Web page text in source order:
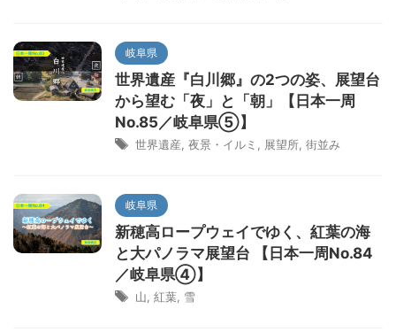
岐阜県
世界遺産『白川郷』の2つの姿、展望台
から望む「夜」と「朝」【日本一周
No.85／岐阜県⑤】
世界遺産 夜景・イルミ 展望所 街並み
岐阜県
新穂高ロープウェイでゆく、紅葉の海
と大パノラマ展望台 【日本一周No.84
／岐阜県④】
山 紅葉 雪